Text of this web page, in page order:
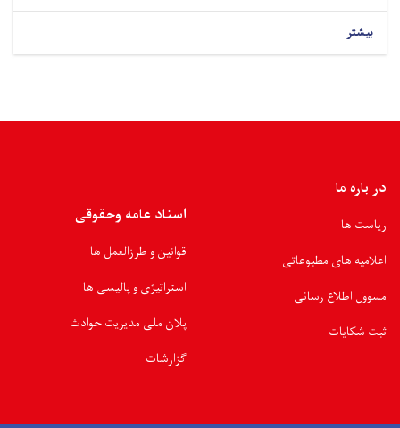
بیشتر
در باره ما
ریاست ها
اعلامیه های مطبوعاتی
مسوول اطلاع رسانی
ثبت شکایات
اسناد عامه وحقوقی
قوانین و طرزالعمل ها
استراتیژی و پالیسی ها
پلان ملی مدیریت حوادث
گزارشات